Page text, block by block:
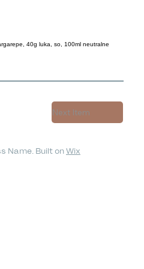
40g luka, so, 100ml neutralne
Next Item
Name. Built on Wix